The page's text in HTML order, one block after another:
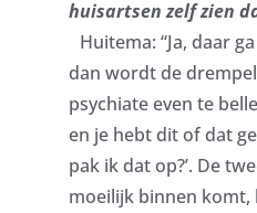
huisartsen zelf zien
Huitema: “Ja, daar
dan wordt de
psychiate even te
en je hebt dit of dat
pak ik dat op?’. De
moeilijk binnen komt,